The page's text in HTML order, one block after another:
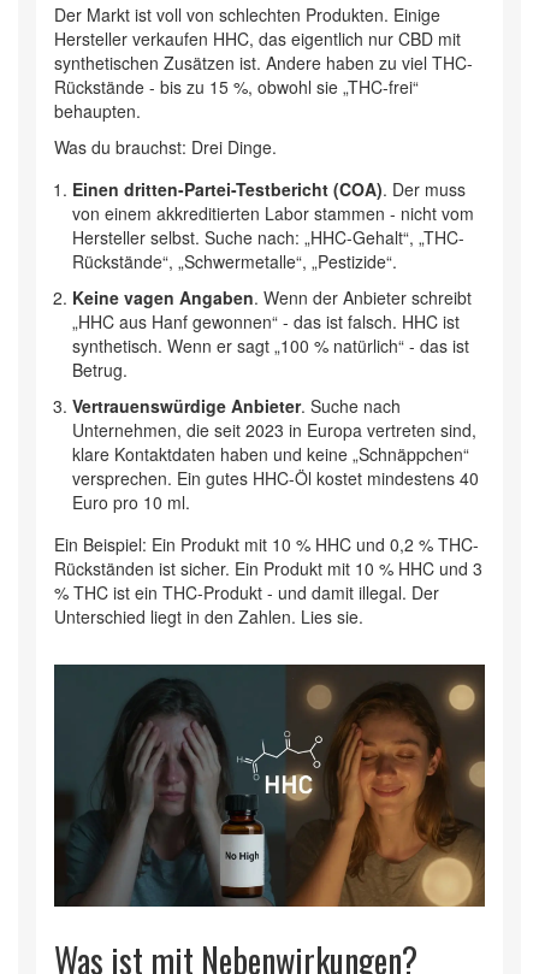
Der Markt ist voll von schlechten Produkten. Einige
Hersteller verkaufen HHC, das eigentlich nur CBD mit
synthetischen Zusätzen ist. Andere haben zu viel THC-
Rückstände - bis zu 15 %, obwohl sie „THC-frei“
behaupten.
Was du brauchst: Drei Dinge.
Einen dritten-Partei-Testbericht (COA). Der muss
von einem akkreditierten Labor stammen - nicht vom
Hersteller selbst. Suche nach: „HHC-Gehalt“, „THC-
Rückstände“, „Schwermetalle“, „Pestizide“.
Keine vagen Angaben. Wenn der Anbieter schreibt
„HHC aus Hanf gewonnen“ - das ist falsch. HHC ist
synthetisch. Wenn er sagt „100 % natürlich“ - das ist
Betrug.
Vertrauenswürdige Anbieter. Suche nach
Unternehmen, die seit 2023 in Europa vertreten sind,
klare Kontaktdaten haben und keine „Schnäppchen“
versprechen. Ein gutes HHC-Öl kostet mindestens 40
Euro pro 10 ml.
Ein Beispiel: Ein Produkt mit 10 % HHC und 0,2 % THC-
Rückständen ist sicher. Ein Produkt mit 10 % HHC und 3
% THC ist ein THC-Produkt - und damit illegal. Der
Unterschied liegt in den Zahlen. Lies sie.
Was ist mit Nebenwirkungen?